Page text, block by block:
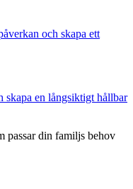
och skapa ett
skapa en långsiktigt hållbar
passar din familjs behov